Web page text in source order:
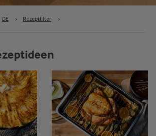
DE › Rezeptfilter ›